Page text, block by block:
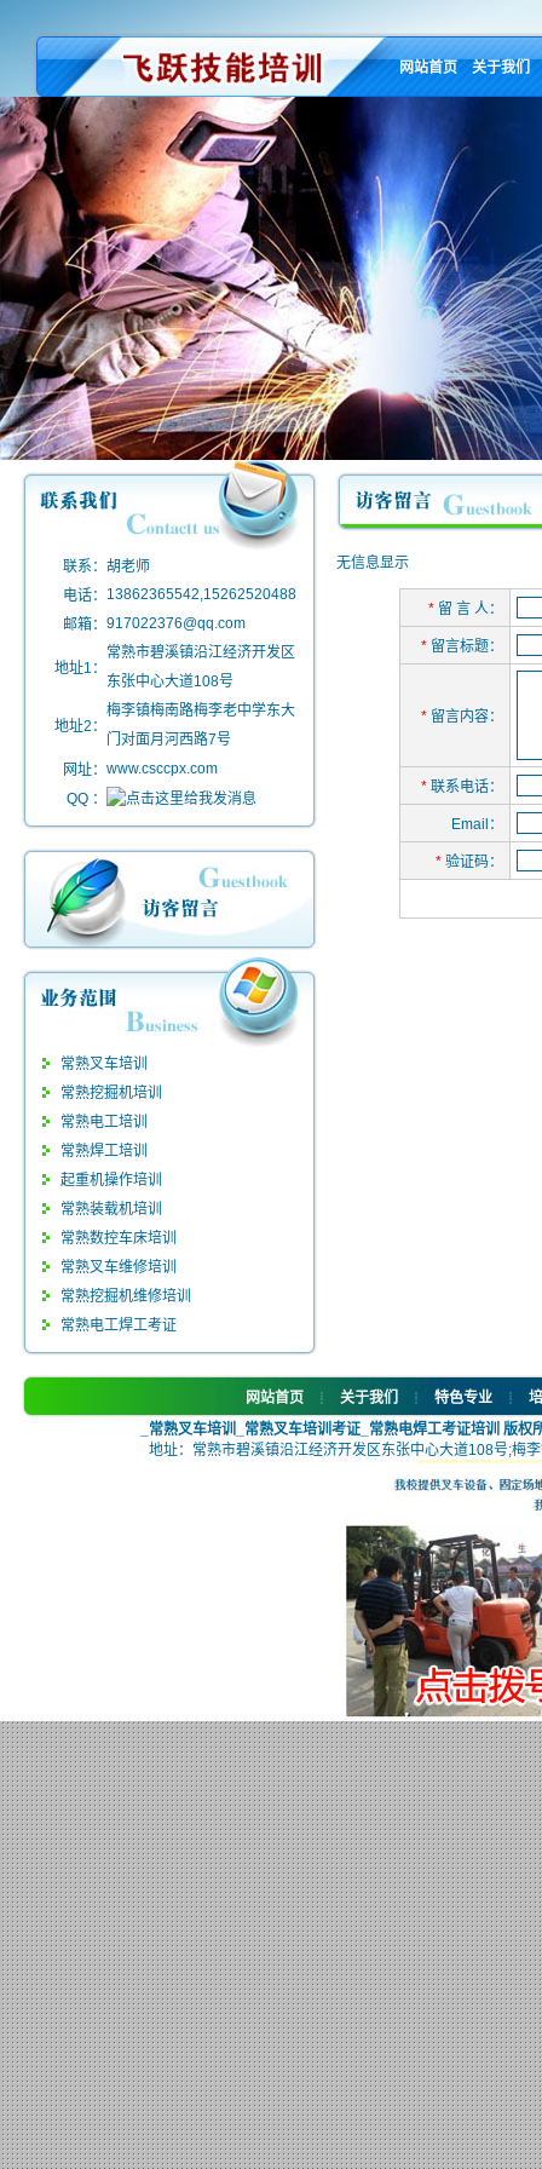
网站首页 关于我们
联系： 胡老师
电话： 13862365542,15262520488
邮箱： 917022376@qq.com
地址1：
常熟市碧溪镇沿江经济开发区
东张中心大道108号
地址2：
梅李镇梅南路梅李老中学东大
门对面月河西路7号
网址： www.csccpx.com
QQ ：
常熟叉车培训
常熟挖掘机培训
常熟电工培训
常熟焊工培训
起重机操作培训
常熟装载机培训
常熟数控车床培训
常熟叉车维修培训
常熟挖掘机维修培训
常熟电工焊工考证
无信息显示
* 留 言 人：
* 留言标题：
* 留言内容：
* 联系电话：
Email：
* 验证码：
网站首页 ┊ 关于我们 ┊ 特色专业 ┊
_常熟叉车培训_常熟叉车培训考证_常熟电焊工考证培训 版权
地址：常熟市碧溪镇沿江经济开发区东张中心大道108号;